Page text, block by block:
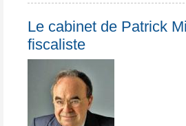
Le cabinet de Patrick
fiscaliste